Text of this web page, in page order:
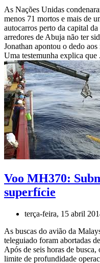
As Nações Unidas
menos 71 mortos e mais de
autocarros perto da capital
arredores de Abuja não ter
Jonathan apontou o dedo
Uma testemunha explica que
Voo MH370:
superfície
terça-feira, 15 abril
As buscas do avião da
teleguiado foram abortadas
Após de seis horas de
limite de profundidade